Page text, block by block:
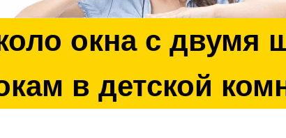
окна с двумя
в детской